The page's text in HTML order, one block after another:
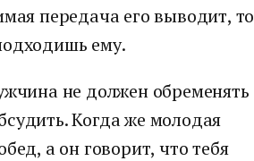
передача его выводит, то
ему.
не должен обременять
Когда же молодая
а он говорит, что тебя